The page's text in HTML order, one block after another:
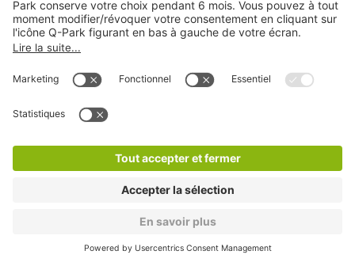
Q-Park Anvers - Montmartre - Sacré
Coeur
4 min 247